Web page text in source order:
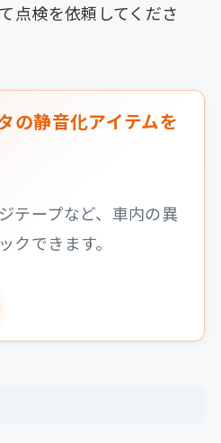
点検を依頼してくださ
の静音化アイテムを
テープなど、車内の異
クできます。